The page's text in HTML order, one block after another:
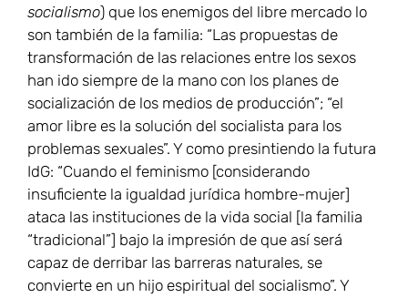
socialismo) que los enemigos del libre mercado lo
son también de la familia: “Las propuestas de
transformación de las relaciones entre los sexos
han ido siempre de la mano con los planes de
socialización de los medios de producción”; “el
amor libre es la solución del socialista para los
problemas sexuales”. Y como presintiendo la futura
IdG: “Cuando el feminismo [considerando
insuficiente la igualdad jurídica hombre-mujer]
ataca las instituciones de la vida social [la familia
“tradicional”] bajo la impresión de que así será
capaz de derribar las barreras naturales, se
convierte en un hijo espiritual del socialismo”. Y